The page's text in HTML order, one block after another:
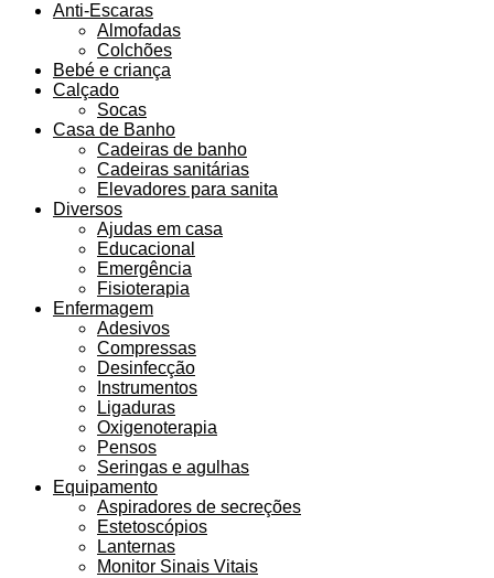
Anti-Escaras
Almofadas
Colchões
Bebé e criança
Calçado
Socas
Casa de Banho
Cadeiras de banho
Cadeiras sanitárias
Elevadores para sanita
Diversos
Ajudas em casa
Educacional
Emergência
Fisioterapia
Enfermagem
Adesivos
Compressas
Desinfecção
Instrumentos
Ligaduras
Oxigenoterapia
Pensos
Seringas e agulhas
Equipamento
Aspiradores de secreções
Estetoscópios
Lanternas
Monitor Sinais Vitais